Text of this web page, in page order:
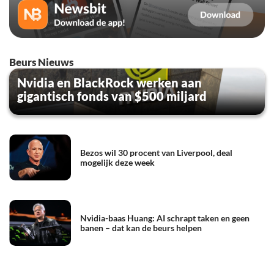
Beurs Nieuws
Nvidia en BlackRock werken aan
gigantisch fonds van $500 miljard
Bezos wil 30 procent van Liverpool, deal
mogelijk deze week
Nvidia-baas Huang: AI schrapt taken en geen
banen – dat kan de beurs helpen